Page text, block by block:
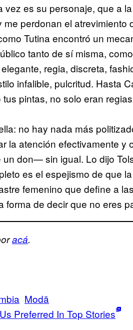
vez es su personaje, que a
perdonan el atrevimiento
Tutina encontró un
tanto de sí misma,
regia, discreta,
infalible, pulcritud. Hasta
tus pintas, no solo eran
no hay nada más
la atención efectivamente y
don— sin igual. Lo dijo
es el espejismo de que
femenino que define a
forma de decir que no eres
acá.
Μodă
Preferred In Top Stories